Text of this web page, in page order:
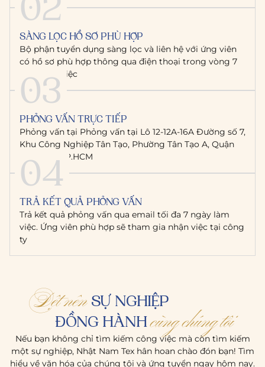
SÀNG LỌC HỒ SƠ PHÙ HỢP
Bộ phận tuyển dụng sàng lọc và liên hệ với ứng viên
có hồ sơ phù hợp thông qua điện thoại trong vòng 7
ngày làm việc
03
PHỎNG VẤN TRỰC TIẾP
Phỏng vấn tại Phỏng vấn tại Lô 12-12A-16A Đường số 7,
Khu Công Nghiệp Tân Tạo, Phường Tân Tạo A, Quận
Bình Tân, TP.HCM
04
TRẢ KẾT QUẢ PHỎNG VẤN
Trả kết quả phỏng vấn qua email tối đa 7 ngày làm
việc. Ứng viên phù hợp sẽ tham gia nhận việc tại công
ty
Dệt nênSỰ NGHIỆP
ĐỒNG HÀNHcùng chúng tôi
Nếu bạn không chỉ tìm kiếm công việc mà còn tìm kiếm
một sự nghiệp, Nhật Nam Tex hân hoan chào đón bạn! Tìm
hiểu về văn hóa của chúng tôi và ứng tuyển ngay hôm nay.